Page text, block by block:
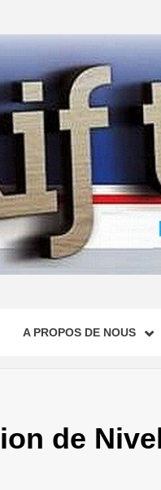
A PROPOS DE NOUS
de